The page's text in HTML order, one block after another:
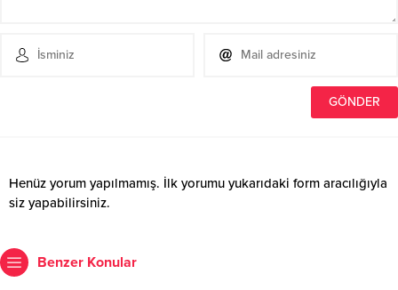
Henüz yorum yapılmamış. İlk yorumu yukarıdaki form aracılığıyla
siz yapabilirsiniz.
Benzer Konular